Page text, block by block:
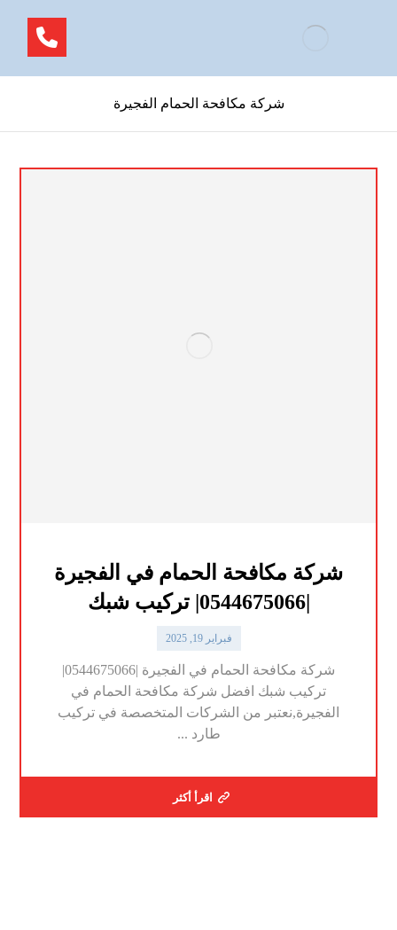
شركة مكافحة الحمام الفجيرة
شركة مكافحة الحمام في الفجيرة
|0544675066| تركيب شبك
فبراير 19, 2025
شركة مكافحة الحمام في الفجيرة |0544675066|
تركيب شبك افضل شركة مكافحة الحمام في
الفجيرة,نعتبر من الشركات المتخصصة في تركيب
طارد ...
اقرأ أكثر